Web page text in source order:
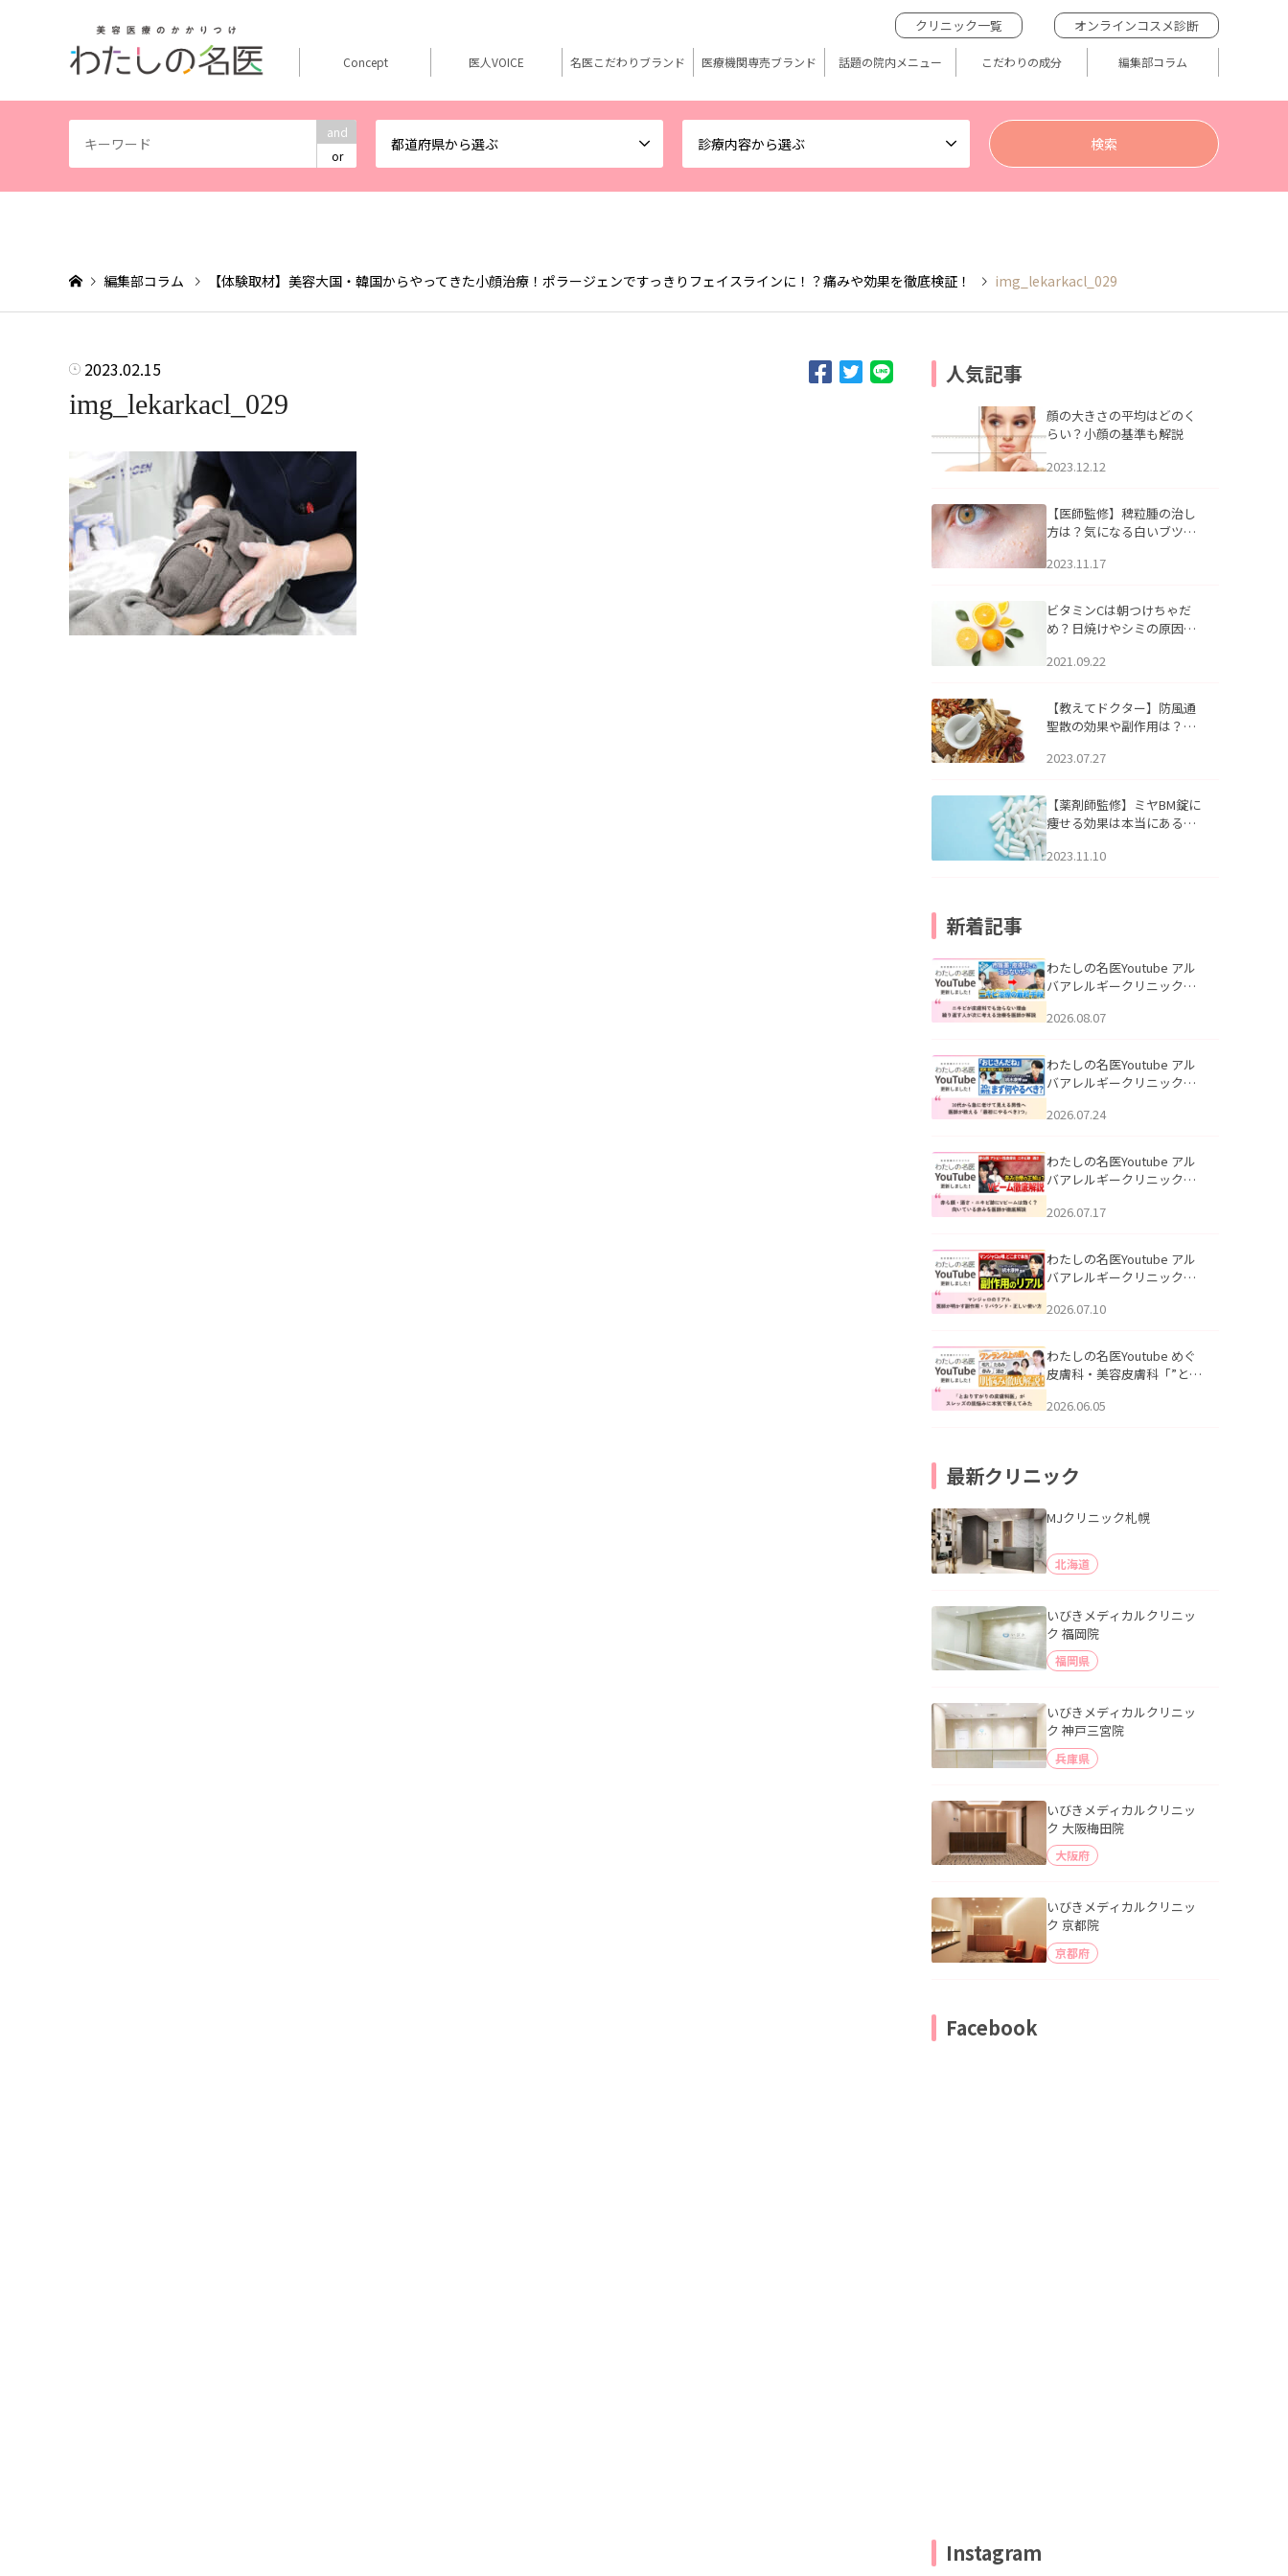
and
or
都道府県から選ぶ 診療内容から選ぶ
クリニック一覧 オンラインコスメ診断
Concept 医人VOICE 名医こだわりブランド 医療機関専売ブランド 話題の院内メニュー こだわりの成分 編集部コラム
編集部コラム 【体験取材】美容大国・韓国からやってきた小顔治療！ポラージェンですっきりフェイスラインに！？痛みや効果を徹底検証！ img_lekarkacl_029
2023.02.15
img_lekarkacl_029
人気記事
顔の大きさの平均はどのく
らい？小顔の基準も解説
2023.12.12
【医師監修】稗粒腫の治し
方は？気になる白いブツブ
アについて
2023.11.17
ビタミンCは朝つけちゃだ
め？日焼けやシミの原因に
2021.09.22
【教えてドクター】防風通
聖散の効果や副作用は？長
2023.07.27
【薬剤師監修】ミヤBM錠に
痩せる効果は本当にある
2023.11.10
新着記事
わたしの名医Youtube アル
バアレルギークリニック札
らない理由｜繰り返す人が
説」を公開いたしました。
2026.08.07
わたしの名医Youtube アル
バアレルギークリニック札
える男性へ｜医師が教える
公開いたしました。
2026.07.24
わたしの名医Youtube アル
バアレルギークリニック札
跡にVビームは効く？向いて
説」を公開いたしました。
2026.07.17
わたしの名医Youtube アル
バアレルギークリニック札
医師が明かす副作用・リバ
公開いたしました。
2026.07.10
わたしの名医Youtube めぐ
皮膚科・美容皮膚科「”とお
ッズの肌悩みに本気で答え
2026.06.05
最新クリニック
MJクリニック札幌
北海道
いびきメディカルクリニッ
ク 福岡院
福岡県
いびきメディカルクリニッ
ク 神戸三宮院
兵庫県
いびきメディカルクリニッ
ク 大阪梅田院
大阪府
いびきメディカルクリニッ
ク 京都院
京都府
Facebook
Instagram